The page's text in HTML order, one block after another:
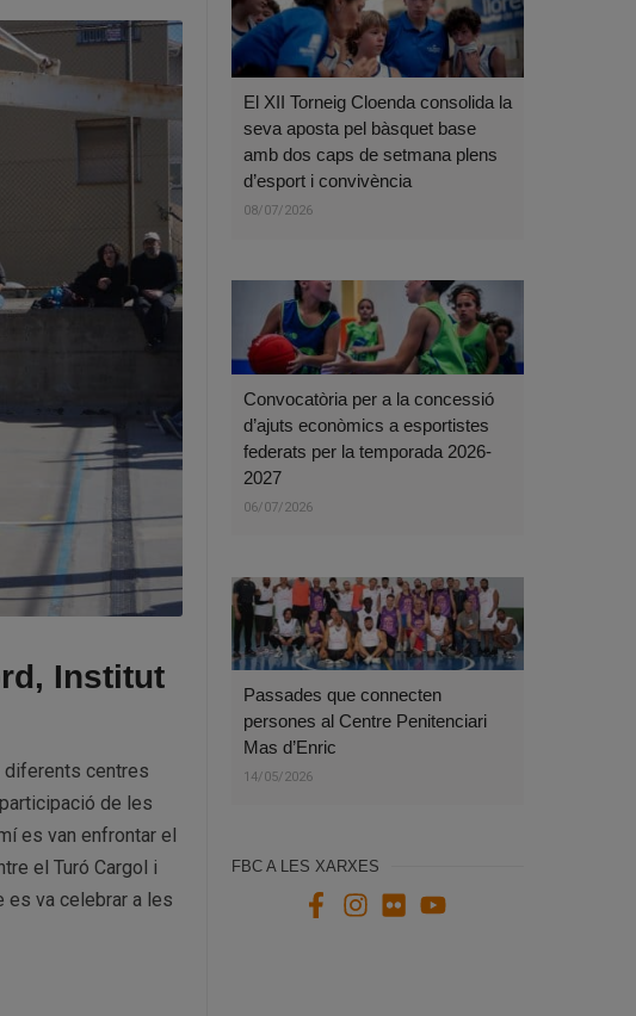
Institut
diferents centres
de les
es van enfrontar el
el Turó Cargol i
es va celebrar a les
El XII Torneig Cloenda consolida la
seva aposta pel bàsquet base
amb dos caps de setmana plens
d’esport i convivència
08/07/2026
Convocatòria per a la concessió
d’ajuts econòmics a esportistes
federats per la temporada 2026-
2027
06/07/2026
Passades que connecten
persones al Centre Penitenciari
Mas d’Enric
14/05/2026
FBC A LES XARXES